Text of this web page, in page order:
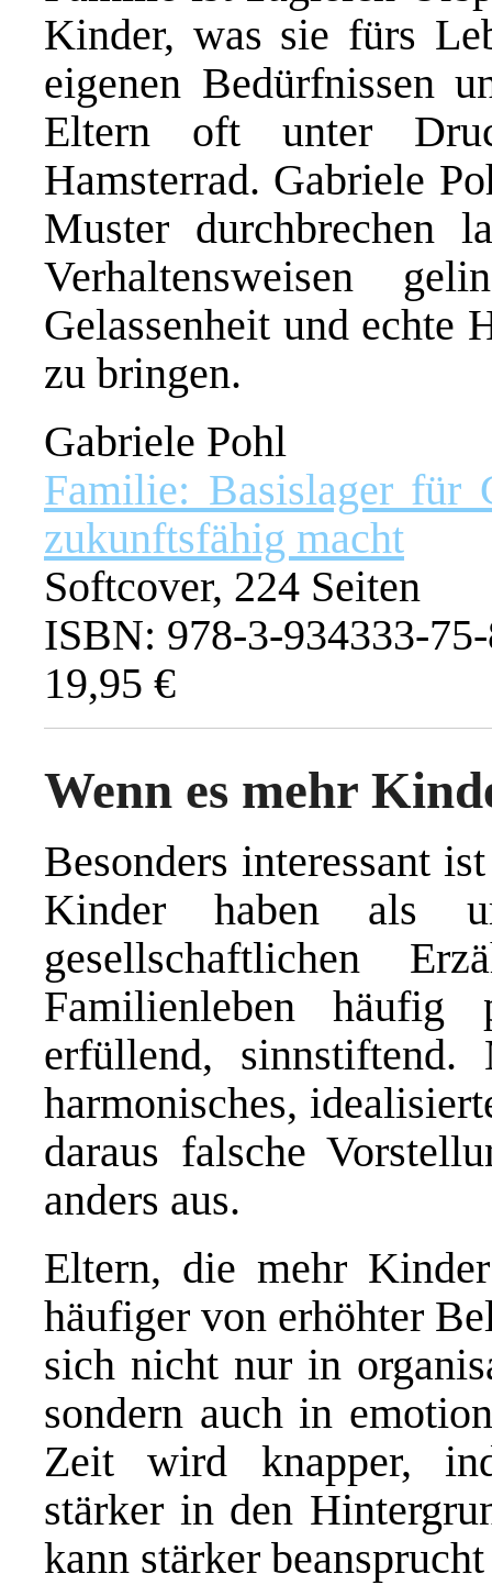
Kinder, was sie fürs
eigenen Bedürfnissen
Eltern oft unter
Hamsterrad. Gabriele
Muster durchbrechen
Verhaltensweisen
Gelassenheit und echte
zu bringen.
Gabriele Pohl
Familie: Basislager für
zukunftsfähig macht
Softcover, 224 Seiten
ISBN: 978-3-934333-
19,95 €
Wenn es mehr
Besonders interessant
Kinder haben als
gesellschaftlichen
Familienleben häufig
erfüllend,
harmonisches,
daraus falsche
anders aus.
Eltern, die mehr
häufiger von erhöhter
sich nicht nur in
sondern auch in
Zeit wird knapper,
stärker in den
kann stärker